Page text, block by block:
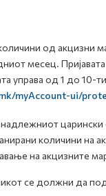
од акцизни
месец.
управа од 1 до 10-
myAccount-ui/
царински
количини на
на акцизните
се должни да